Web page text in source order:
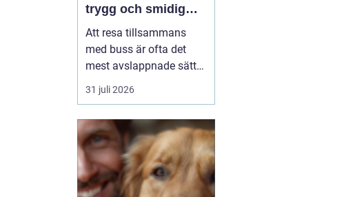
trygg och smidig
gruppresa
Att resa tillsammans
med buss är ofta det
mest avslappnade sättet
att ta en större grupp
från punkt A till B.
handlar om konferens,
skolresa,
föreningsutflykt eller en
dagstur till ett
31 juli 2026